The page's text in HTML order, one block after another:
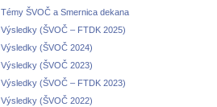
Témy ŠVOČ a Smernica dekana
Výsledky (ŠVOČ – FTDK 2025)
Výsledky (ŠVOČ 2024)
Výsledky (ŠVOČ 2023)
Výsledky (ŠVOČ – FTDK 2023)
Výsledky (ŠVOČ 2022)